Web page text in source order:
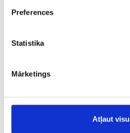
Preferences
Statistika
Mārketings
Atļaut visu